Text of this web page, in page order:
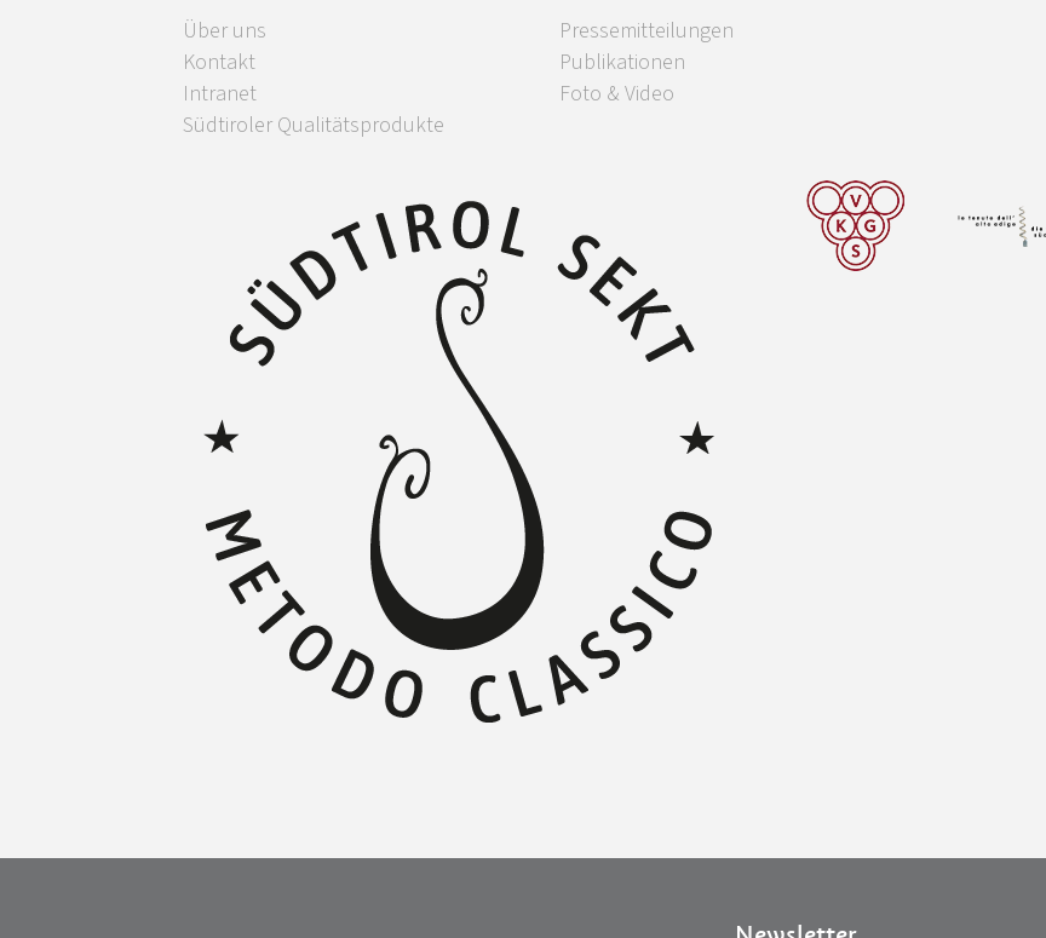
Über uns
Kontakt
Intranet
Südtiroler Qualitätsprodukte
Pressemitteilungen
Publikationen
Foto & Video